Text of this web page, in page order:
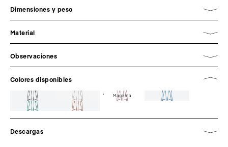
Dimensiones y peso
Material
Observaciones
Colores disponibles
Magenta
Descargas